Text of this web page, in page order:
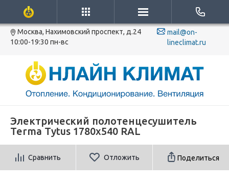
Москва, Нахимовский проспект, д.24
10:00-19:30 пн-вс
mail@on-
lineclimat.ru
Электрический полотенцесушитель
Terma Tytus 1780x540 RAL
Сравнить Отложить Поделиться